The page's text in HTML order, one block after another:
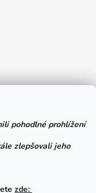
pohodlné prohlížení
zlepšovali jeho
zde: